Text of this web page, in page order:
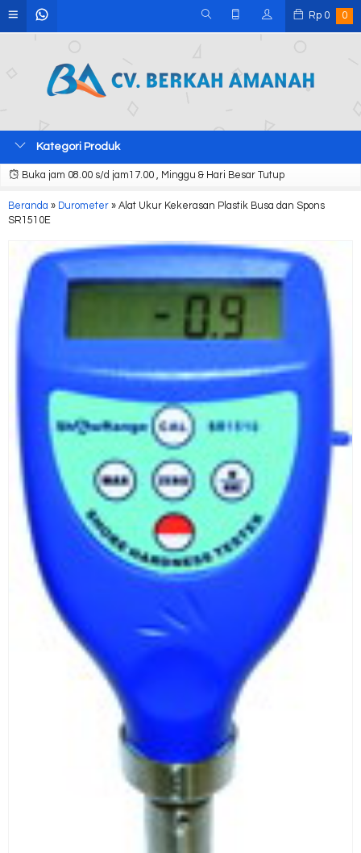
Rp 0 0
Kategori Produk
Buka jam 08.00 s/d jam17.00 , Minggu & Hari Besar Tutup
Beranda » Durometer » Alat Ukur Kekerasan Plastik Busa dan Spons
SR1510E